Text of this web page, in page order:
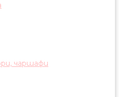
чаршафи